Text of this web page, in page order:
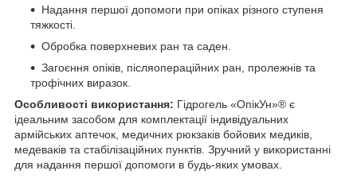
Надання першої допомоги при опіках різного ступеня
тяжкості.
Обробка поверхневих ран та саден.
Загоєння опіків, післяопераційних ран, пролежнів та
трофічних виразок.
Особливості використання: Гідрогель «ОпікУн»® є
ідеальним засобом для комплектації індивідуальних
армійських аптечок, медичних рюкзаків бойових медиків,
медеваків та стабілізаційних пунктів. Зручний у використанні
для надання першої допомоги в будь-яких умовах.